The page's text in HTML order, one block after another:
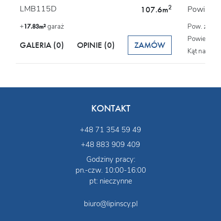
LMB115D 107.6m2
+17.83m²garaż
GALERIA (0) OPINIE (0) ZAMÓW
Pow.
Kąt
KONTAKT
+48 71 354 59 49
+48 883 909 409
Godziny pracy:
pn.-czw. 10:00-16:00
pt: nieczynne
biuro@lipinscy.pl